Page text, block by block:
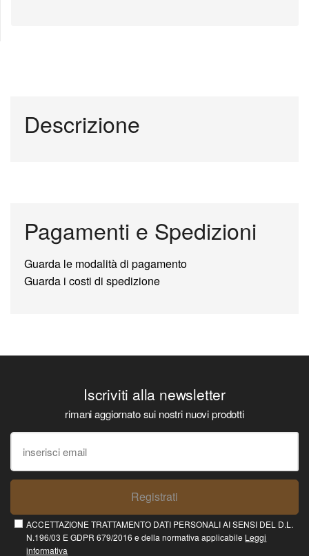
Descrizione
Pagamenti e Spedizioni
Guarda le modalità di pagamento
Guarda i costi di spedizione
Iscriviti alla newsletter
rimani aggiornato sui nostri nuovi prodotti
Registrati
ACCETTAZIONE TRATTAMENTO DATI PERSONALI AI SENSI DEL D.L.
N.196/03 E GDPR 679/2016 e della normativa applicabile Leggi
informativa